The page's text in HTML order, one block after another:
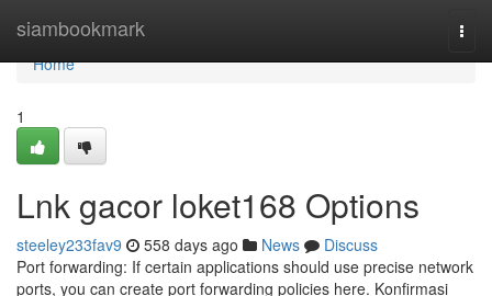
siambookmark
Home
Home
1
Lnk gacor loket168 Options
steeley233fav9 558 days ago News
Discuss
Port forwarding: If certain applications should use precise network
ports, you can create port forwarding policies here. Konfirmasi